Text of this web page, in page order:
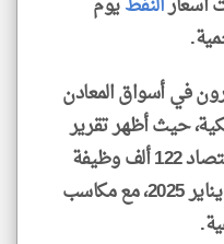
في أسواق المعادن
حيث أظهر تقرير
مؤسسة 'إيه دي بي' إضافة الاقتصاد 122 ألف وظيفة
في مايو، وهو أعلى ارتفاع منذ يناير 2025، مع مكاسب